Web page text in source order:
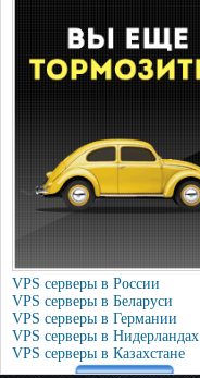
VPS серверы в России
VPS серверы в Беларуси
VPS серверы в Германии
VPS серверы в Нидерландах
VPS серверы в Казахстане